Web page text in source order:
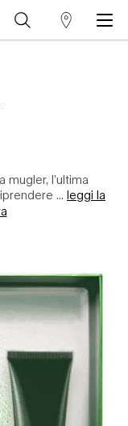
trova
l’ultima
... leggi la